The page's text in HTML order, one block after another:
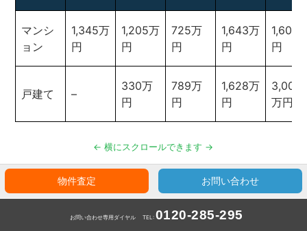
物件査定 お問い合わせ
お問い合わせ専用ダイヤル TEL: 0120-285-295
マンシ
ョン
1,345万
円
1,205万
円
725万
円
1,643万
円
1,607
円
戸建て –
330万
円
789万
円
1,628万
円
3,000
万円